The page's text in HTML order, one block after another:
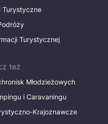
Turystyczne
Turystycznej
też
Młodzieżowych
i Caravaningu
Krajoznawcze